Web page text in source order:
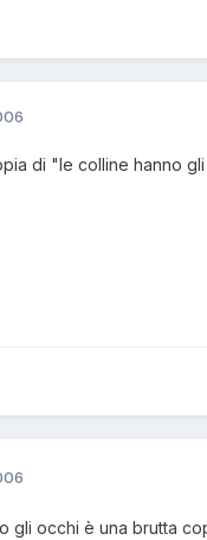
di "le colline hanno
gli occhi è una brutta